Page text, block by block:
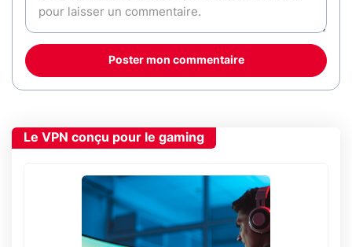
Poster mon commentaire
Le VPN conçu pour le gaming